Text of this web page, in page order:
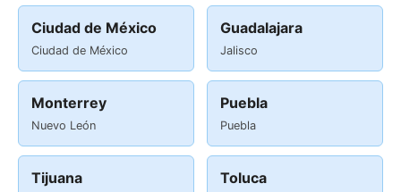
Ciudad de México
Ciudad de México
Guadalajara
Jalisco
Monterrey
Nuevo León
Puebla
Puebla
Tijuana Toluca